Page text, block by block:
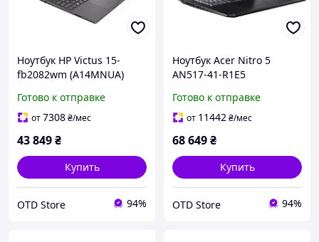
Ноутбук HP Victus 15-
fb2082wm (A14MNUA)
Готово к отправке
от7308₴/мес
43 849₴
Купить
OTD Store 94%
Ноутбук Acer Nitro 5
AN517-41-R1E5
Готово к отправке
от 11442₴/мес
68 649₴
Купить
OTD Store 94%